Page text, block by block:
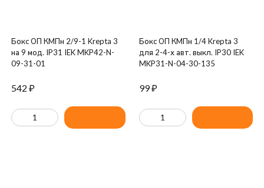
Бокс ОП КМПн 2/9-1 Krepta 3
на 9 мод. IP31 IEK MKP42-N-
09-31-01
542 ₽
Бокс ОП КМПн 1/4 Krepta 3
для 2-4-х авт. выкл. IP30 IEK
MKP31-N-04-30-135
99₽